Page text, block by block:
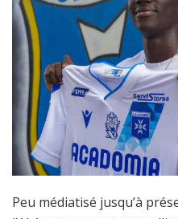
Peu médiatisé jusqu’à